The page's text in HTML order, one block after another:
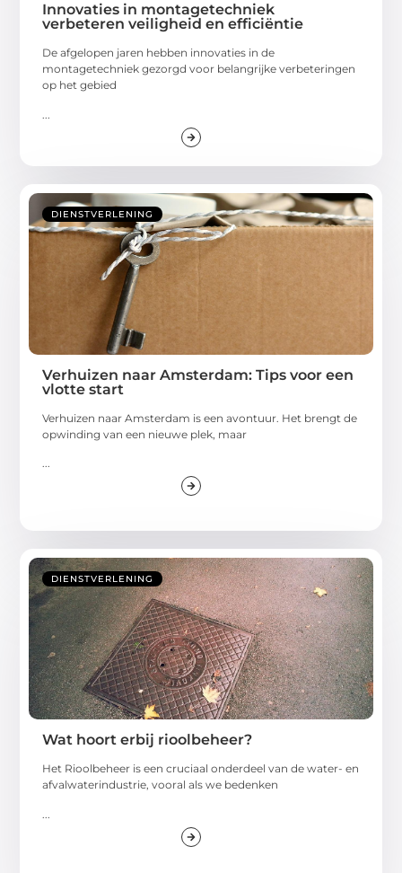
Innovaties in montagetechniek
verbeteren veiligheid en efficiëntie
De afgelopen jaren hebben innovaties in de
montagetechniek gezorgd voor belangrijke verbeteringen
op het gebied
DIENSTVERLENING
Verhuizen naar Amsterdam: Tips voor een
vlotte start
Verhuizen naar Amsterdam is een avontuur. Het brengt de
opwinding van een nieuwe plek, maar
...
DIENSTVERLENING
Wat hoort erbij rioolbeheer?
Het Rioolbeheer is een cruciaal onderdeel van de water- en
afvalwaterindustrie, vooral als we bedenken